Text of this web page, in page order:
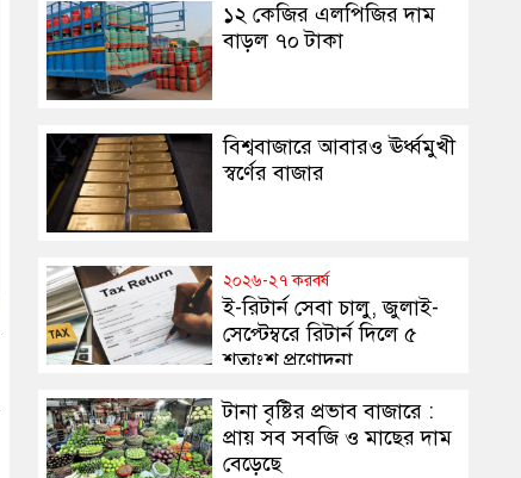
১২ কেজির এলপিজির দাম
বাড়ল ৭০ টাকা
বিশ্ববাজারে আবারও ঊর্ধ্বমুখী
স্বর্ণের বাজার
২০২৬-২৭ করবর্ষ
ই-রিটার্ন সেবা চালু, জুলাই-
সেপ্টেম্বরে রিটার্ন দিলে ৫
শতাংশ প্রণোদনা
টানা বৃষ্টির প্রভাব বাজারে :
প্রায় সব সবজি ও মাছের দাম
বেড়েছে